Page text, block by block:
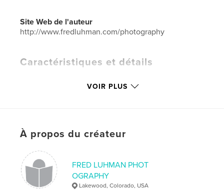
Site Web de l'auteur
http://www.fredluhman.com/photography
Caractéristiques et détails
Couverture rigide, jaquette: 9780464590026
Date de publication:
Langue
English
Mots-clés
dunes mountains , aspen ,
VOIR PLUS
À propos du créateur
FRED LUHMAN PHOT
OGRAPHY
Lakewood, Colorado, USA